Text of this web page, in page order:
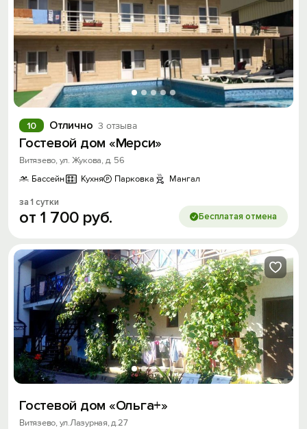
Отлично 3 отзыва
10
Гостевой дом «Мерси»
Витязево, ул. Жукова, д. 56
Бассейн
Кухня Парковка Мангал
за 1 сутки
от 1 700 руб. Бесплатая отмена
Гостевой дом «Ольга+»
Витязево, ул.Лазурная, д.27